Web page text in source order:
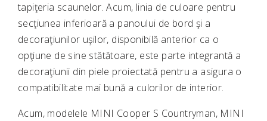
tapiţeria scaunelor. Acum, linia de culoare pentru
secţiunea inferioară a panoului de bord şi a
decoraţiunilor uşilor, disponibilă anterior ca o
opţiune de sine stătătoare, este parte integrantă a
decoraţiunii din piele proiectată pentru a asigura o
compatibilitate mai bună a culorilor de interior.
Acum, modelele MINI Cooper S Countryman, MINI